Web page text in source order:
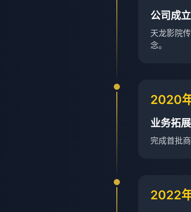
公司成立
天龙影院
念。
2020
业务拓展
完成首批
2022